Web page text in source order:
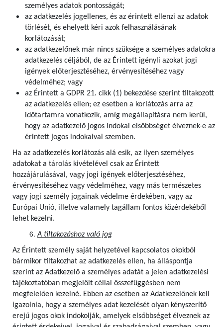
személyes adatok pontosságát;
az adatkezelés jogellenes, és az érintett ellenzi az adatok
törlését, és ehelyett kéri azok felhasználásának
korlátozását;
az adatkezelőnek már nincs szüksége a személyes adatokra
adatkezelés céljából, de az Érintett igényli azokat jogi
igények előterjesztéséhez, érvényesítéséhez vagy
védelméhez; vagy
az Érintett a GDPR 21. cikk (1) bekezdése szerint tiltakozott
az adatkezelés ellen; ez esetben a korlátozás arra az
időtartamra vonatkozik, amíg megállapításra nem kerül,
hogy az adatkezelő jogos indokai elsőbbséget élveznek-e az
érintett jogos indokaival szemben.
Ha az adatkezelés korlátozás alá esik, az ilyen személyes
adatokat a tárolás kivételével csak az Érintett
hozzájárulásával, vagy jogi igények előterjesztéséhez,
érvényesítéséhez vagy védelméhez, vagy más természetes
vagy jogi személy jogainak védelme érdekében, vagy az
Európai Unió, illetve valamely tagállam fontos közérdekéből
lehet kezelni.
A tiltakozáshoz való jog
Az Érintett személy saját helyzetével kapcsolatos okokból
bármikor tiltakozhat az adatkezelés ellen, ha álláspontja
szerint az Adatkezelő a személyes adatát a jelen adatkezelési
tájékoztatóban megjelölt céllal összefüggésben nem
megfelelően kezelné. Ebben az esetben az Adatkezelőnek kell
igazolnia, hogy a személyes adat kezelését olyan kényszerítő
erejű jogos okok indokolják, amelyek elsőbbséget élveznek az